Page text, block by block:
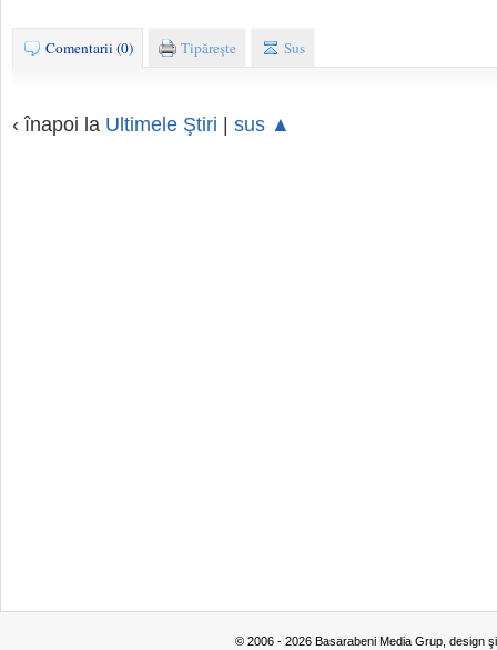
Comentarii (0) Tipăreşte Sus
‹ înapoi la Ultimele Ştiri sus ▲
© 2006 - 2026 Basarabeni Media Grup, design